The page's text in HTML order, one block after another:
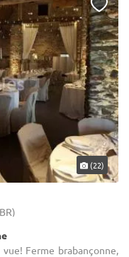
(22)
Ferme brabançonne,